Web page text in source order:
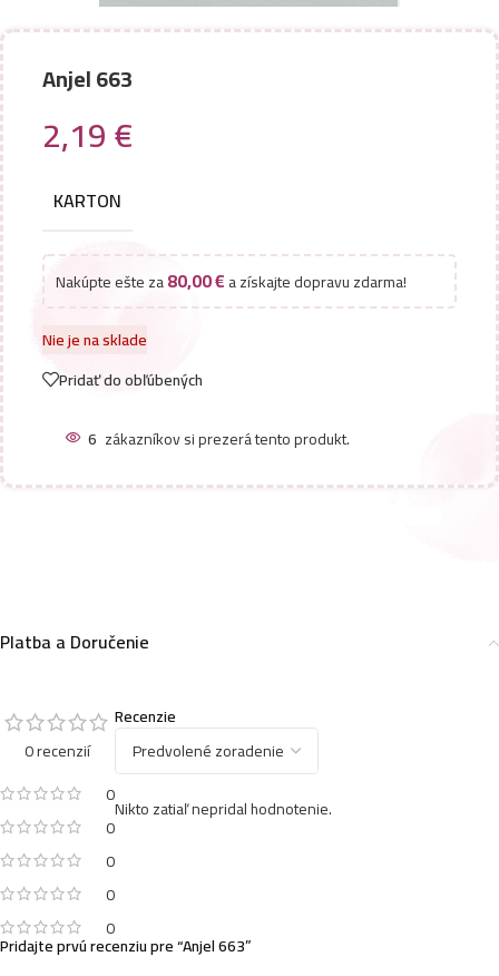
Anjel 663
2,19€
KARTON
Nakúpte ešte za80,00€a získajte dopravu zdarma!
Nie je na sklade
Pridať do obľúbených
6 zákazníkov si prezerá tento produkt.
Platba a Doručenie
0 recenzií
0
0
0
0
0
Recenzie
Nikto zatiaľ nepridal hodnotenie.
Pridajte prvú recenziu pre “Anjel 663”